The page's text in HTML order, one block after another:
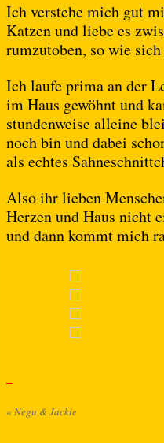
Ich verstehe mich gut
Katzen und liebe es
rumzutoben, so wie
Ich laufe prima an der
im Haus gewöhnt und
stundenweise alleine
noch bin und dabei
als echtes
Also ihr lieben
Herzen und Haus nicht
und dann kommt mich
« Negu & Jackie